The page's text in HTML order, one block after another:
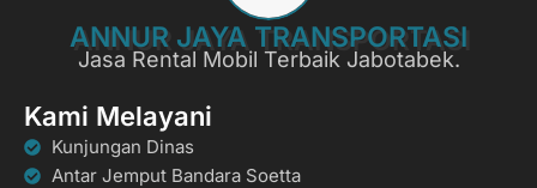
ANNUR JAYA TRANSPORTASI
Jasa Rental Mobil Terbaik Jabotabek.
Kami Melayani
Kunjungan Dinas
Antar Jemput Bandara Soetta